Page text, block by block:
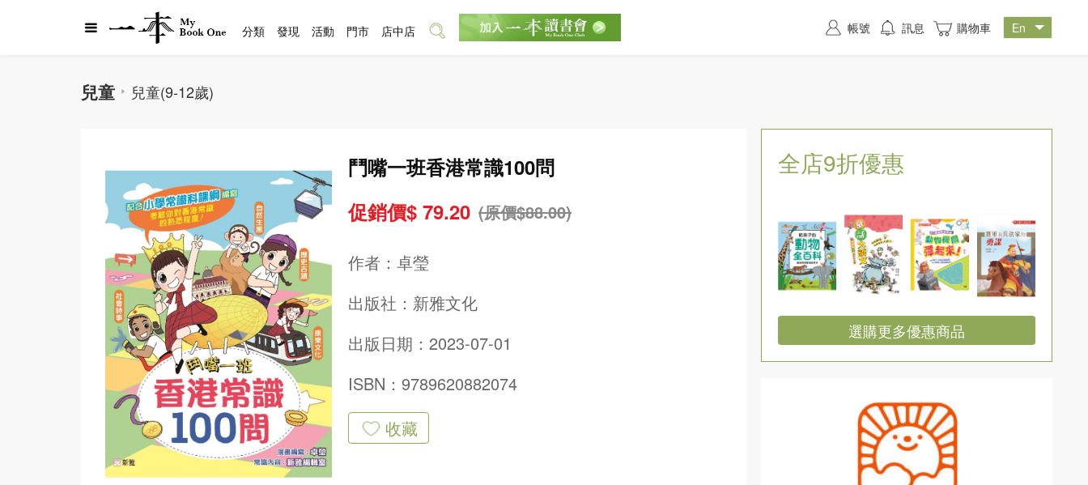
兒童 兒童(9-12歲)
鬥嘴一班香港常識100問
促銷價$ 79.20 (原價$88.00)
作者： 卓瑩
出版社： 新雅文化
出版日期：2023-07-01
ISBN：9789620882074
收藏
全店9折優惠
選購更多優惠商品
分類 發現 活動 門市 店中店 帳號 訊息 購物車